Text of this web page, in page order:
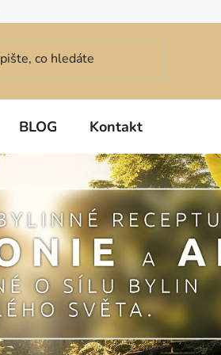
BLOG Kontakt